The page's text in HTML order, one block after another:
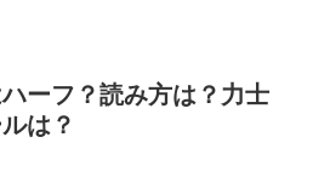
ーフ？読み方は？力士
は？